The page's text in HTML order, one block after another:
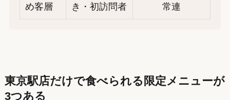
め客層
き・初訪問者
常連
東京駅店だけで食べられる限定メニューが
3つある